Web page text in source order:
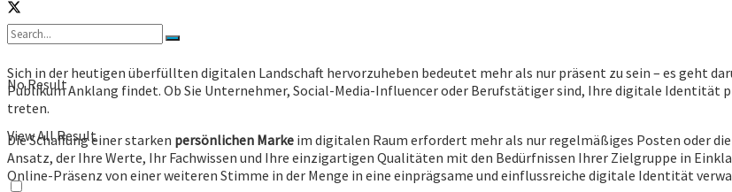
No Result
View All Result
Sich in der heutigen überfüllten digitalen Landschaft hervorzuheben bedeutet mehr als nur präsent zu sein – es geht
Publikum Anklang findet. Ob Sie Unternehmer, Social-Media-Influencer oder Berufstätiger sind, Ihre digitale Identität
treten.
Die Schaffung einer starken persönlichen Marke im digitalen Raum erfordert mehr als nur regelmäßiges Posten oder
Ansatz, der Ihre Werte, Ihr Fachwissen und Ihre einzigartigen Qualitäten mit den Bedürfnissen Ihrer Zielgruppe in
Online-Präsenz von einer weiteren Stimme in der Menge in eine einprägsame und einflussreiche digitale Identität